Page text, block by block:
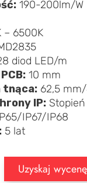
190-200lm/W
– 6500K
diod LED/m
10 mm
tnąca: 62,5
IP:
IP67/IP68
5 lat
Uzyskaj wycenę